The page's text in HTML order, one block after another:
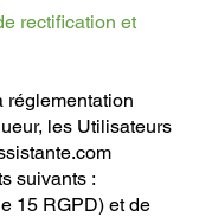
rectification et
réglementation
les Utilisateurs
suivants :
15 RGPD) et de